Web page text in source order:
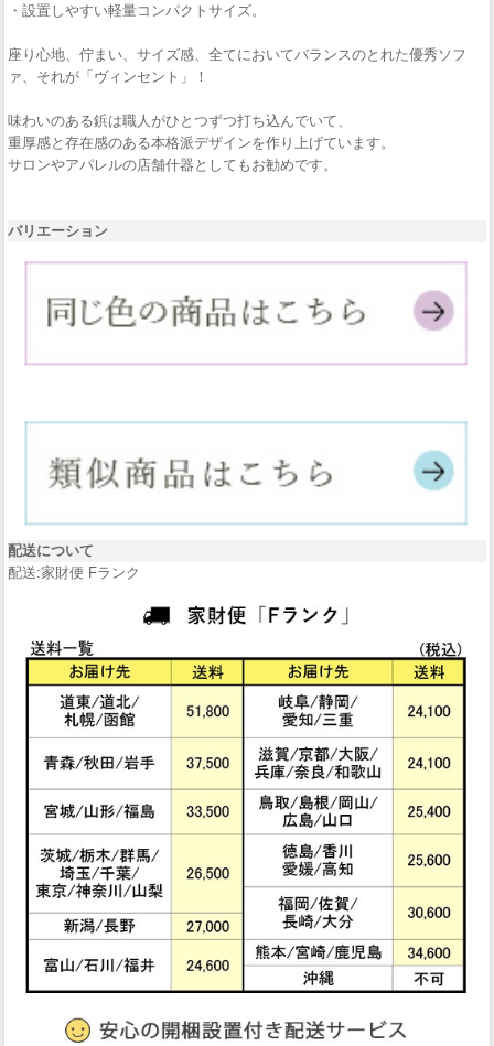
・設置しやすい軽量コンパクトサイズ。
座り心地、佇まい、サイズ感、全てにおいてバランスのとれた優秀ソフ
ァ、それが「ヴィンセント」！
味わいのある鋲は職人がひとつずつ打ち込んでいて、
重厚感と存在感のある本格派デザインを作り上げています。
サロンやアパレルの店舗什器としてもお勧めです。
バリエーション
配送について
配送:家財便 Fランク